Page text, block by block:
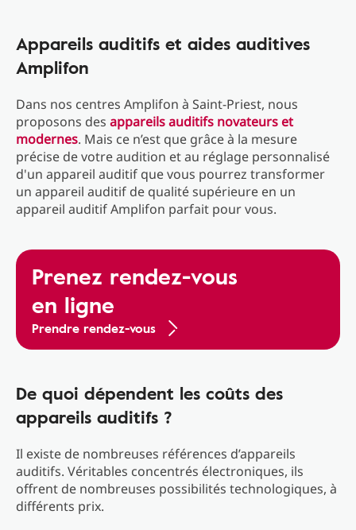
Appareils auditifs et aides auditives
Amplifon
Dans nos centres Amplifon à Saint-Priest, nous
proposons des appareils auditifs novateurs et
modernes. Mais ce n’est que grâce à la mesure
précise de votre audition et au réglage personnalisé
d'un appareil auditif que vous pourrez transformer
un appareil auditif de qualité supérieure en un
appareil auditif Amplifon parfait pour vous.
Prenez rendez-vous
en ligne
Prendre rendez-vous
De quoi dépendent les coûts des
appareils auditifs ?
Il existe de nombreuses références d’appareils
auditifs. Véritables concentrés électroniques, ils
offrent de nombreuses possibilités technologiques, à
différents prix.